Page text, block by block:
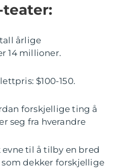
teater:
årlige
14 millioner.
$100-150.
forskjellige ting å
seg fra hverandre
evne til å tilby en bred
dekker forskjellige